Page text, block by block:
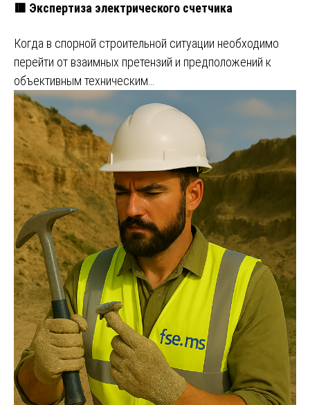
🟥 Экспертиза электрического счетчика
Когда в спорной строительной ситуации необходимо
перейти от взаимных претензий и предположений к
объективным техническим…